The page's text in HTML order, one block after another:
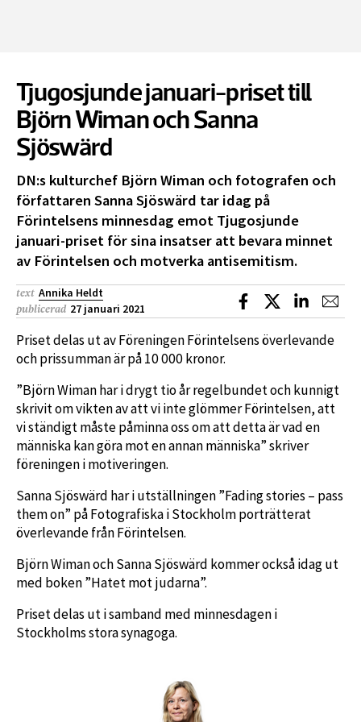
Tjugosjunde januari-priset till
Björn Wiman och Sanna
Sjöswärd
DN:s kulturchef Björn Wiman och fotografen och
författaren Sanna Sjöswärd tar idag på
Förintelsens minnesdag emot Tjugosjunde
januari-priset för sina insatser att bevara minnet
av Förintelsen och motverka antisemitism.
text Annika Heldt
publicerad 27 januari 2021
Dela på Facebook
Dela på XDela på
Priset delas ut av Föreningen Förintelsens överlevande
och prissumman är på 10 000 kronor.
”Björn Wiman har i drygt tio år regelbundet och kunnigt
skrivit om vikten av att vi inte glömmer Förintelsen, att
vi ständigt måste påminna oss om att detta är vad en
människa kan göra mot en annan människa” skriver
föreningen i motiveringen.
Sanna Sjöswärd har i utställningen ”Fading stories – pass
them on” på Fotografiska i Stockholm porträtterat
överlevande från Förintelsen.
Björn Wiman och Sanna Sjöswärd kommer också idag ut
med boken ”Hatet mot judarna”.
Priset delas ut i samband med minnesdagen i
Stockholms stora synagoga.